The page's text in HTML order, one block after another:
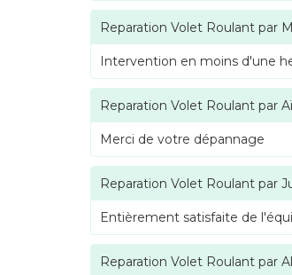
Reparation Volet Roulant par
Intervention en moins d'une
Reparation Volet Roulant par
Merci de votre dépannage
Reparation Volet Roulant par
Entièrement satisfaite de
Reparation Volet Roulant par